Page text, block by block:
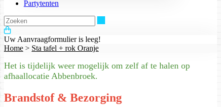
Partytenten
Uw Aanvraagformulier is leeg!
Home > Sta tafel + rok Oranje
Het is tijdelijk weer mogelijk om zelf af te halen op
afhaallocatie Abbenbroek.
Brandstof & Bezorging